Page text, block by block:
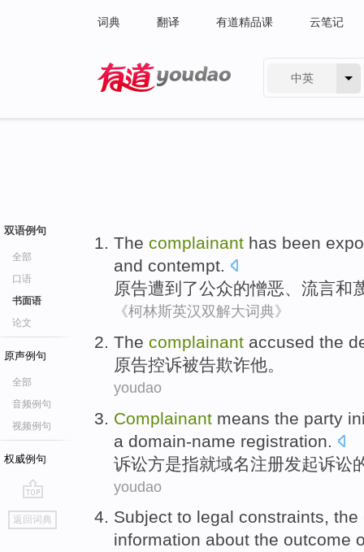
词典 翻译 有道精品课 云笔记
中英
双语例句
全部
口语
书面语
论文
原声例句
全部
音频例句
视频例句
权威例句
go
top
返回词典
The complainant has been
and contempt.
原告遭到 了公众的憎恶、 流言和
《柯林斯英汉双解大词典》
The complainant accused the
原告控诉被告欺诈他。
youdao
Complainant means the party
a domain-name registration
诉讼方是指就域名注册发起诉讼
youdao
Subject to legal constraints, the
information about the outcome